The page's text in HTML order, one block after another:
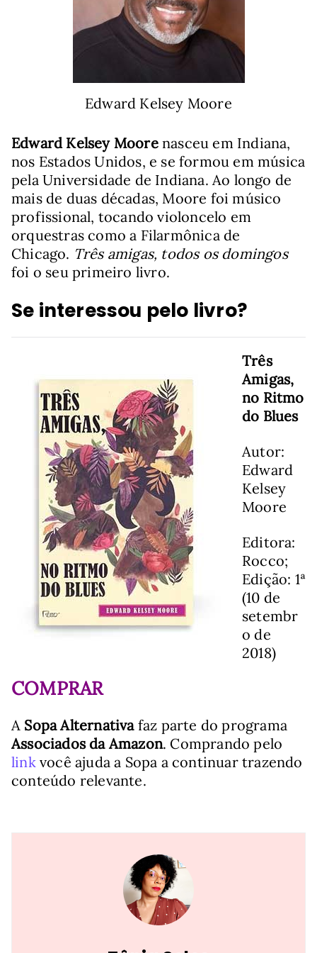
Edward Kelsey Moore
Edward Kelsey Moorenasceu em Indiana,
nos Estados Unidos, e se formou em música
pela Universidade de Indiana. Ao longo de
mais de duas décadas, Moore foi músico
profissional, tocando violoncelo em
orquestras como a Filarmônica de
Chicago. Três amigas, todos os domingos
foi o seu primeiro livro.
Se interessou pelo livro?
Três
Amigas,
no Ritmo
do Blues
Autor:
Edward
Kelsey
Moore
Editora:
Rocco;
Edição: 1ª
(10 de
setembr
o de
2018)
COMPRAR
A Sopa Alternativafaz parte do programa
Associados da Amazon. Comprando pelo
linkvocê ajuda a Sopa a continuar trazendo
conteúdo relevante.